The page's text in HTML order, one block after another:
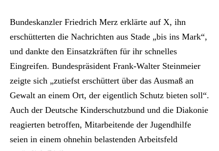
Bundeskanzler Friedrich Merz erklärte auf X, ihn
erschütterten die Nachrichten aus Stade „bis ins Mark“,
und dankte den Einsatzkräften für ihr schnelles
Eingreifen. Bundespräsident Frank-Walter Steinmeier
zeigte sich „zutiefst erschüttert über das Ausmaß an
Gewalt an einem Ort, der eigentlich Schutz bieten soll“.
Auch der Deutsche Kinderschutzbund und die Diakonie
reagierten betroffen, Mitarbeitende der Jugendhilfe
seien in einem ohnehin belastenden Arbeitsfeld